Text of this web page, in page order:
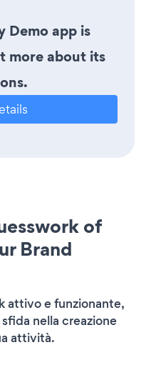
Demo app is
more about its
of
Brand
attivo e funzionante,
nella creazione
attività.